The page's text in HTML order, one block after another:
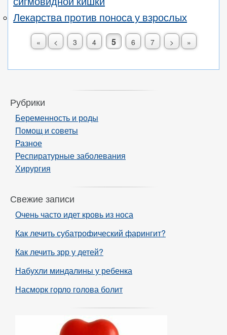
Лекарства против поноса у взрослых
« < 3 4 5 6 7 > »
Рубрики
Беременность и роды
Помощ и советы
Разное
Респиратурные заболевания
Хирургия
Свежие записи
Очень часто идет кровь из носа
Как лечить субатрофический фарингит?
Как лечить зрр у детей?
Набухли миндалины у ребенка
Насморк горло голова болит